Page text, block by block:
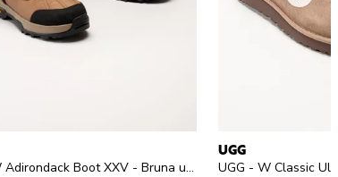
UGG - W Adirondack Boot XXV - Bruna ullfodrade vinterkängor
UGG